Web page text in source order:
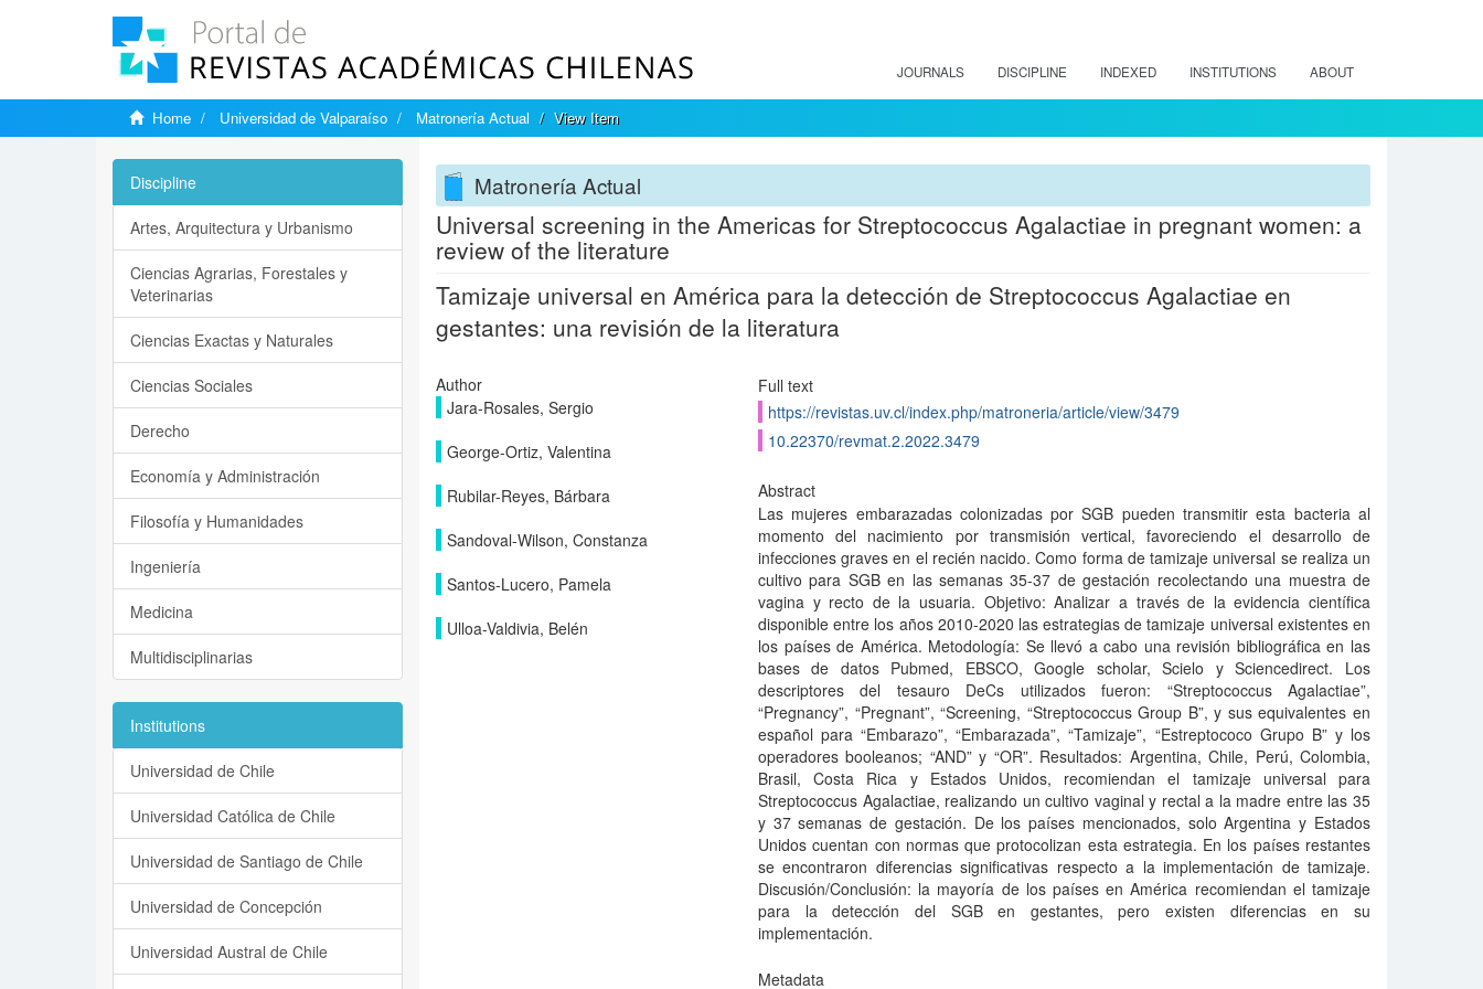
JOURNALS DISCIPLINE INDEXED INSTITUTIONS ABOUT
Home Universidad de Valparaíso Matronería Actual View Item
Matronería Actual
Universal screening in the Americas for Streptococcus Agalactiae in pregnant women: a
review of the literature
Tamizaje universal en América para la detección de Streptococcus Agalactiae en
gestantes: una revisión de la literatura
Author
Jara-Rosales, Sergio
George-Ortiz, Valentina
Rubilar-Reyes, Bárbara
Sandoval-Wilson, Constanza
Santos-Lucero, Pamela
Ulloa-Valdivia, Belén
Full text
https://revistas.uv.cl/index.php/matroneria/article/view/3479
10.22370/revmat.2.2022.3479
Abstract
Las mujeres embarazadas colonizadas por SGB pueden transmitir esta bacteria al
momento del nacimiento por transmisión vertical, favoreciendo el desarrollo de
infecciones graves en el recién nacido. Como forma de tamizaje universal se realiza un
cultivo para SGB en las semanas 35-37 de gestación recolectando una muestra de
vagina y recto de la usuaria. Objetivo: Analizar a través de la evidencia científica
disponible entre los años 2010-2020 las estrategias de tamizaje universal existentes en
los países de América. Metodología: Se llevó a cabo una revisión bibliográfica en las
bases de datos Pubmed, EBSCO, Google scholar, Scielo y Sciencedirect. Los
descriptores del tesauro DeCs utilizados fueron: “Streptococcus Agalactiae”,
“Pregnancy”, “Pregnant”, “Screening, “Streptococcus Group B”, y sus equivalentes en
español para “Embarazo”, “Embarazada”, “Tamizaje”, “Estreptococo Grupo B” y los
operadores booleanos; “AND” y “OR”. Resultados: Argentina, Chile, Perú, Colombia,
Brasil, Costa Rica y Estados Unidos, recomiendan el tamizaje universal para
Streptococcus Agalactiae, realizando un cultivo vaginal y rectal a la madre entre las 35
y 37 semanas de gestación. De los países mencionados, solo Argentina y Estados
Unidos cuentan con normas que protocolizan esta estrategia. En los países restantes
se encontraron diferencias significativas respecto a la implementación de tamizaje.
Discusión/Conclusión: la mayoría de los países en América recomiendan el tamizaje
para la detección del SGB en gestantes, pero existen diferencias en su
implementación.
Metadata
Discipline
Artes, Arquitectura y Urbanismo
Ciencias Agrarias, Forestales y
Veterinarias
Ciencias Exactas y Naturales
Ciencias Sociales
Derecho
Economía y Administración
Filosofía y Humanidades
Ingeniería
Medicina
Multidisciplinarias
Institutions
Universidad de Chile
Universidad Católica de Chile
Universidad de Santiago de Chile
Universidad de Concepción
Universidad Austral de Chile